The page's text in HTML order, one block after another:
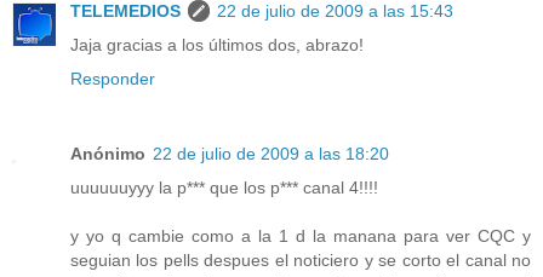
TELEMEDIOS
22 de julio de 2009 a las 15:43
Jaja gracias a los últimos dos, abrazo!
Responder
Anónimo 22 de julio de 2009 a las 18:20
uuuuuuyyy la p*** que los p*** canal 4!!!!
y yo q cambie como a la 1 d la manana para ver CQC y
seguian los pells despues el noticiero y se corto el canal no